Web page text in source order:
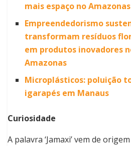
mais espaço no Amazonas
Empreendedorismo
transformam resíduos
em produtos inovadores
Amazonas
Microplásticos: poluição
igarapés em Manaus
Curiosidade
A palavra ‘Jamaxi’ vem de